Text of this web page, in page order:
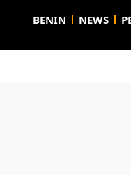
BENIN NEWS